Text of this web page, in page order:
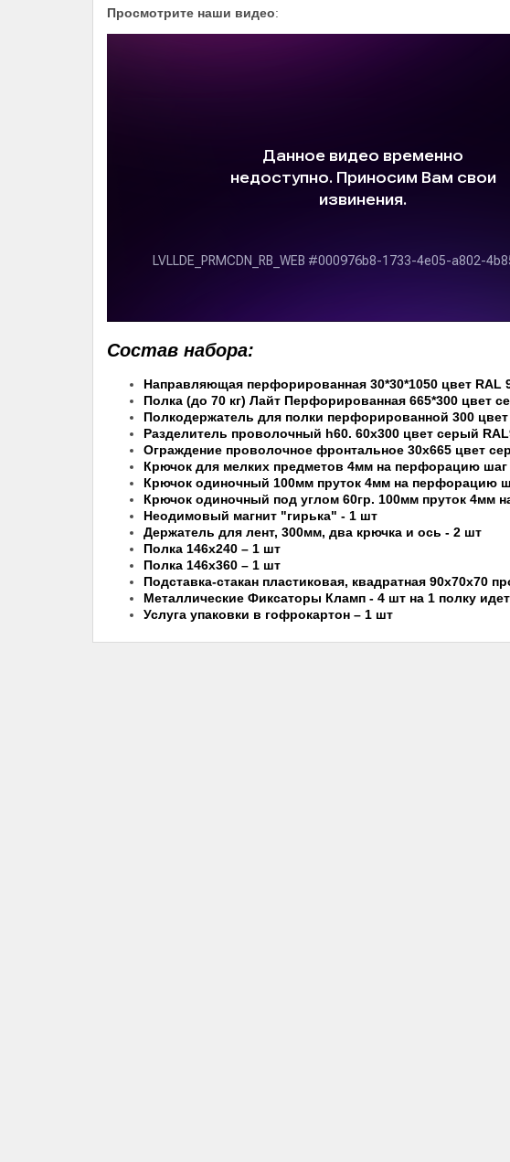
Просмотрите наши видео:
Состав набора:
Направляющая перфорированная 30*30*1050 цвет
Полка (до 70 кг) Лайт Перфорированная 665*300 цвет
Полкодержатель для полки перфорированной 300
Разделитель проволочный h60. 60х300 цвет серый
Ограждение проволочное фронтальное 30х665 цвет
Крючок для мелких предметов 4мм на перфорацию шаг
Крючок одиночный 100мм пруток 4мм на перфорацию
Крючок одиночный под углом 60гр. 100мм пруток 4мм
Неодимовый магнит "гирька" - 1 шт
Держатель для лент, 300мм, два крючка и ось - 2 шт
Полка 146х240 – 1 шт
Полка 146х360 – 1 шт
Подставка-стакан пластиковая, квадратная 90х70х70
Металлические Фиксаторы Кламп - 4 шт на 1 полку
Услуга упаковки в гофрокартон – 1 шт